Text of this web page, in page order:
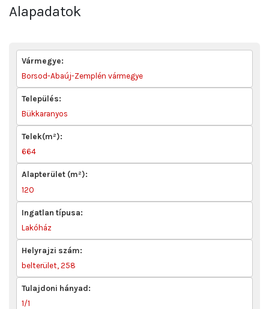
Alapadatok
Vármegye:
Borsod-Abaúj-Zemplén vármegye
Település:
Bükkaranyos
Telek(m²):
664
Alapterület (m²):
120
Ingatlan típusa:
Lakóház
Helyrajzi szám:
belterület, 258
Tulajdoni hányad:
1/1